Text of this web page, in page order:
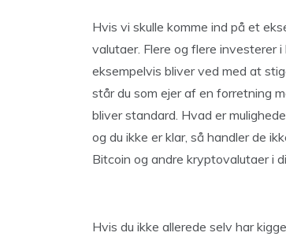
Hvis vi skulle komme ind på et
valutaer. Flere og flere investerer
eksempelvis bliver ved med at
står du som ejer af en forretning
bliver standard. Hvad er
og du ikke er klar, så handler de
Bitcoin og andre kryptovalutaer i
Hvis du ikke allerede selv har